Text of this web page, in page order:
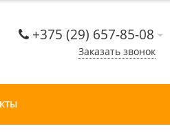
+375 (29) 657-85-08
Заказать звонок